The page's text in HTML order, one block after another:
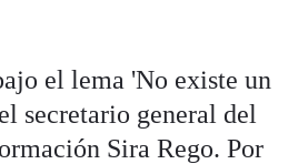
el lema 'No existe un
secretario general del
Sira Rego. Por